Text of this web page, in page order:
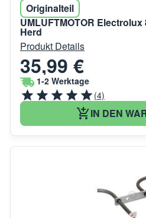
Originalteil
UMLUFTMOTOR
Herd
Produkt Details
35,99 €
1-2 Werktage
(4)
IN DEN